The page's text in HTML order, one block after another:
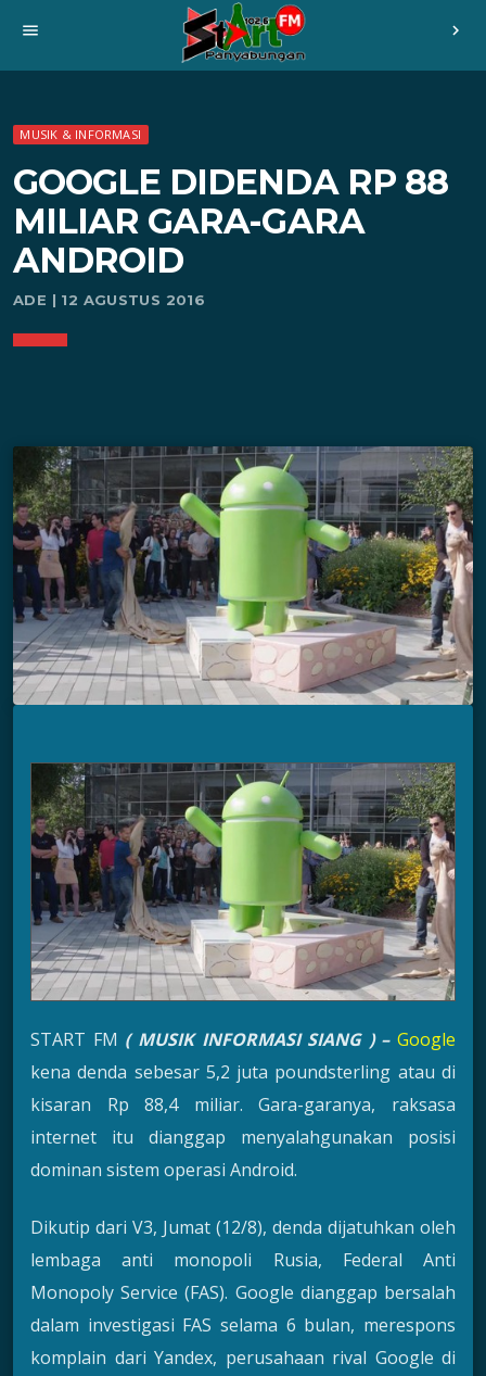
menu chevron_right
MUSIK & INFORMASI
GOOGLE DIDENDA RP 88
MILIAR GARA-GARA
ANDROID
ADE | 12 AGUSTUS 2016
START FM ( MUSIK INFORMASI SIANG ) – Google
kena denda sebesar 5,2 juta poundsterling atau di
kisaran Rp 88,4 miliar. Gara-garanya, raksasa
internet itu dianggap menyalahgunakan posisi
dominan sistem operasi Android.
Dikutip dari V3, Jumat (12/8), denda dijatuhkan oleh
lembaga anti monopoli Rusia, Federal Anti
Monopoly Service (FAS). Google dianggap bersalah
dalam investigasi FAS selama 6 bulan, merespons
komplain dari Yandex, perusahaan rival Google di